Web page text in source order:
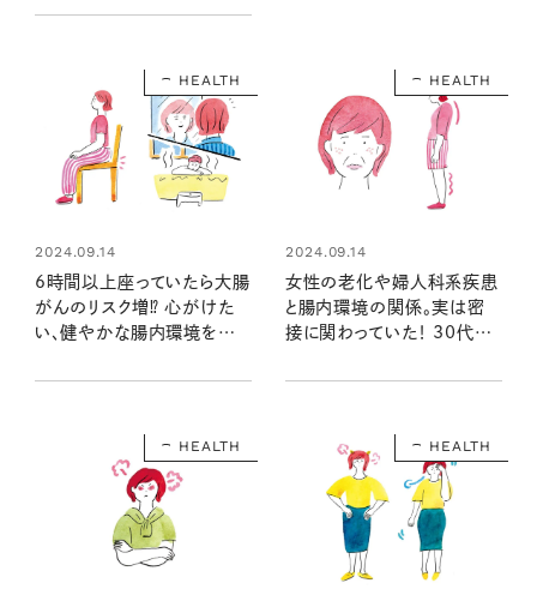
HEALTH
2024.09.14
6時間以上座っていたら大腸
がんのリスク増⁉ 心がけた
い、健やかな腸内環境を作る
HEALTH
2024.09.14
女性の老化や婦人科系疾患
と腸内環境の関係。実は密
接に関わっていた！ 30代後
すめ
HEALTH HEALTH